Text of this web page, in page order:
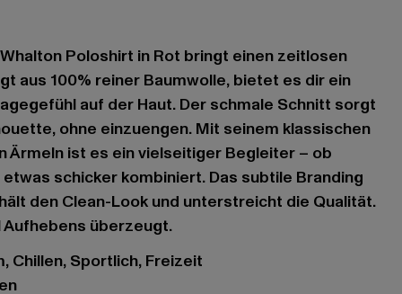
Poloshirt in Rot bringt einen zeitlosen
aus 100% reiner Baumwolle, bietet es dir ein
auf der Haut. Der schmale Schnitt sorgt
ohne einzuengen. Mit seinem klassischen
Ärmeln ist es ein vielseitiger Begleiter – ob
schicker kombiniert. Das subtile Branding
den Clean-Look und unterstreicht die Qualität.
Aufhebens überzeugt.
Chillen, Sportlich, Freizeit